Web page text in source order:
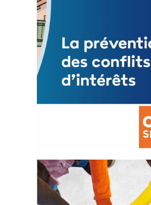
FEUILLETER
La prévention des conflits
d’intérêts
18 septembre 2023
FEUILLETER